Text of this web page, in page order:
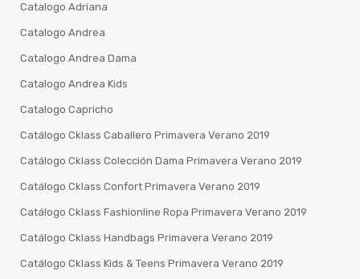
Catalogo Adriana
Catalogo Andrea
Catalogo Andrea Dama
Catalogo Andrea Kids
Catalogo Capricho
Catálogo Cklass Caballero Primavera Verano 2019
Catálogo Cklass Colección Dama Primavera Verano 2019
Catálogo Cklass Confort Primavera Verano 2019
Catálogo Cklass Fashionline Ropa Primavera Verano 2019
Catálogo Cklass Handbags Primavera Verano 2019
Catálogo Cklass Kids & Teens Primavera Verano 2019